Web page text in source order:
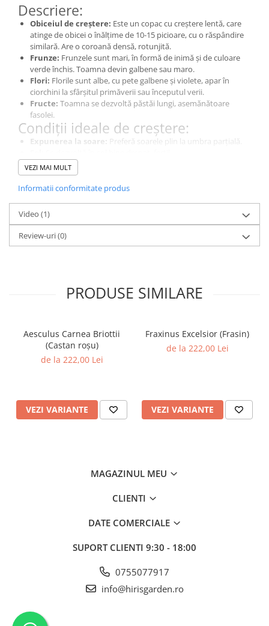
Descriere:
Obiceiul de creștere: Este un copac cu creștere lentă, care
atinge de obicei o înălțime de 10-15 picioare, cu o răspândire
similară. Are o coroană densă, rotunjită.
Frunze: Frunzele sunt mari, în formă de inimă și de culoare
verde închis. Toamna devin galbene sau maro.
Flori: Florile sunt albe, cu pete galbene și violete, apar în
ciorchini la sfârșitul primăverii sau începutul verii.
Fructe: Toamna se dezvoltă păstăi lungi, asemănătoare
fasolei.
Condiții ideale de creștere:
Expunerea la soare: Preferă soarele plin la umbra parțială.
Rezistență: Rezistent în zonele USDA 5-9.
Utilizări în amenajări peisagistice:
Arborele ornamental:Este un arbore ornamental popular
datorită dimensiunii sale compacte și florilor arătatoare.
Exemplar de arbore:
arbore pentru a-și prezenta forma rotunjită.
Plantarea în containere:
mari pentru terase sau balcoane.
VEZI MAI MULT
Informatii conformitate produs
Video (1)
Review-uri(0)
PRODUSE SIMILARE
Aesculus Carnea Briottii
(Castan roșu)
de la 222,00 Lei
VEZI VARIANTE
Fraxinus Excelsior (Frasin)
de la 222,00 Lei
VEZI VARIANTE
MAGAZINUL MEU
CLIENTI
DATE COMERCIALE
SUPORT CLIENTI 9:30 - 18:00
0755077917
info@hirisgarden.ro